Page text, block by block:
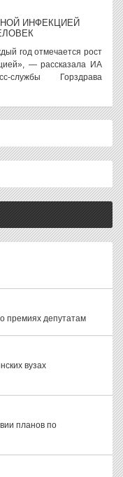
ИНФЕКЦИЕЙ
год отмечается рост
— рассказала ИА
службы Горздрава
премиях депутатам
вузах
планов по